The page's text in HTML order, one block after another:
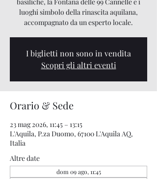
luoghi simbolo della rinascita aquilana,
accompagnato da un esperto locale.
I biglietti non sono in vendita
Scopri gli altri eventi
Orario & Sede
23 mag 2026, 11:45 – 13:15
L'Aquila, P.za Duomo, 67100 L'Aquila AQ,
Italia
Altre date
dom 09 ago, 11:45